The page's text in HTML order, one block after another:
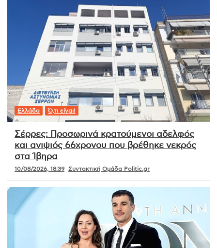
Ελλάδα Ό,τι είναι!
Σέρρες: Προσωρινά κρατούμενοι αδελφός
και ανιψιός 66χρονου που βρέθηκε νεκρός
στα Ίβηρα
10/08/2026, 18:39 Συντακτική Ομάδα Politic.gr